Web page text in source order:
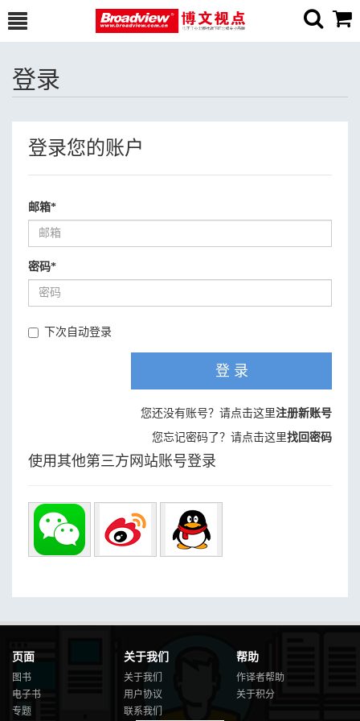
登录
登录您的账户
邮箱*
密码*
下次自动登录
登 录
您还没有账号？请点击这里注册新账号
您忘记密码了？请点击这里找回密码
使用其他第三方网站账号登录
页面
图书
电子书
专题
关于我们
关于我们
用户协议
联系我们
帮助
作译者帮助
关于积分